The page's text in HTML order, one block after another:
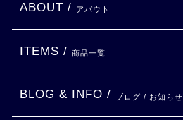
ABOUT / アバウト
ITEMS / 商品一覧
BLOG & INFO / ブログ / お知らせ